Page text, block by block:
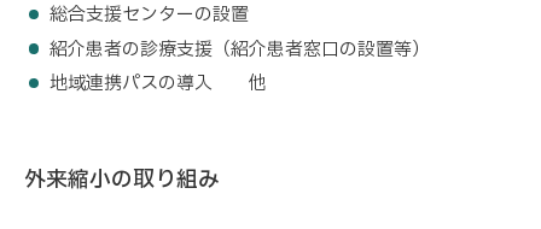
総合支援センターの設置
紹介患者の診療支援（紹介患者窓口の設置等）
地域連携パスの導入 他
外来縮小の取り組み